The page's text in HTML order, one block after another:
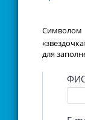
Символом
для